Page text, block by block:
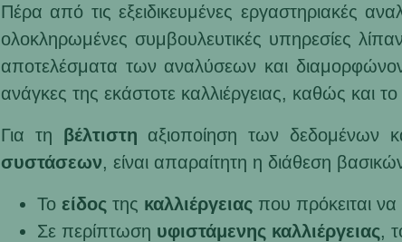
Πέρα από τις εξειδικευμένες εργαστηριακές
ολοκληρωμένες συμβουλευτικές υπηρεσίες
αποτελέσματα των αναλύσεων και
ανάγκες της εκάστοτε καλλιέργειας, καθώς και
Για τη βέλτιστη αξιοποίηση των δεδομένων
συστάσεων, είναι απαραίτητη η διάθεση
Το είδος της καλλιέργειας που πρόκειται να
Σε περίπτωση υφιστάμενης καλλιέργειας,